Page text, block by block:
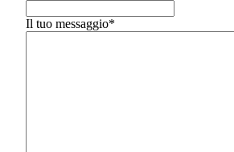
Il tuo messaggio*